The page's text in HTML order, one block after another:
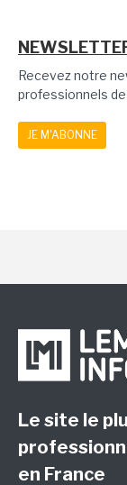
Recevez notre
professionnels de
JE M'ABONNE
Le site le
en France